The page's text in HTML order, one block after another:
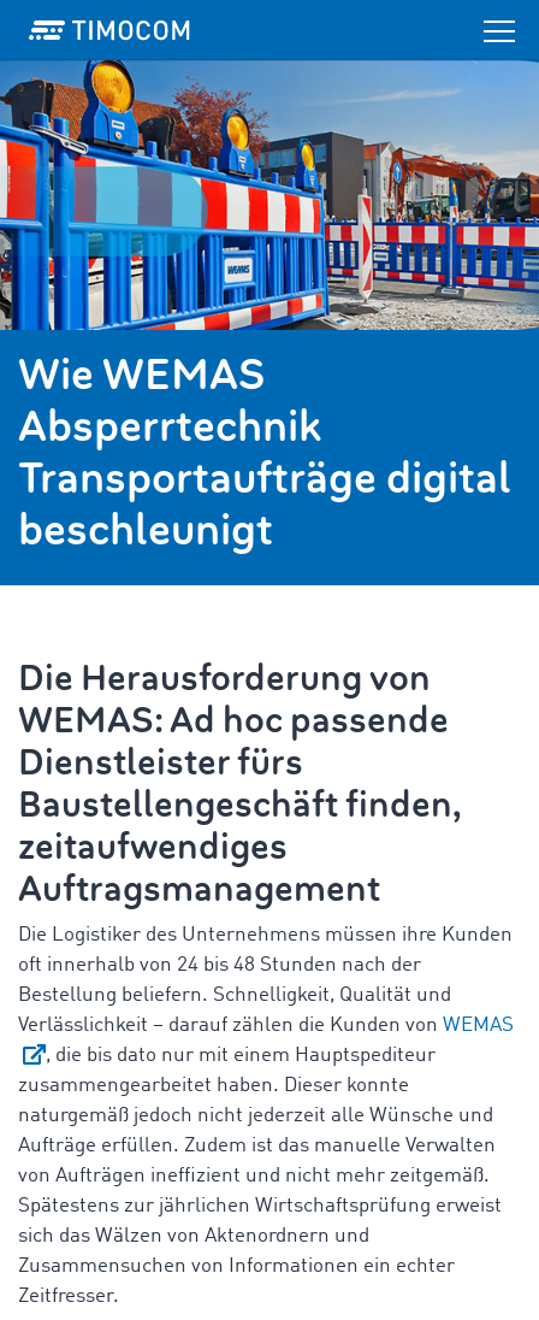
Wie WEMAS
Absperrtechnik
Transportaufträge digital
beschleunigt
Die Herausforderung von
WEMAS: Ad hoc passende
Dienstleister fürs
Baustellengeschäft finden,
zeitaufwendiges
Auftragsmanagement
Die Logistiker des Unternehmens müssen ihre Kunden
oft innerhalb von 24 bis 48 Stunden nach der
Bestellung beliefern. Schnelligkeit, Qualität und
Verlässlichkeit – darauf zählen die Kunden von WEMAS
, die bis dato nur mit einem Hauptspediteur
zusammengearbeitet haben. Dieser konnte
naturgemäß jedoch nicht jederzeit alle Wünsche und
Aufträge erfüllen. Zudem ist das manuelle Verwalten
von Aufträgen ineffizient und nicht mehr zeitgemäß.
Spätestens zur jährlichen Wirtschaftsprüfung erweist
sich das Wälzen von Aktenordnern und
Zusammensuchen von Informationen ein echter
Zeitfresser.